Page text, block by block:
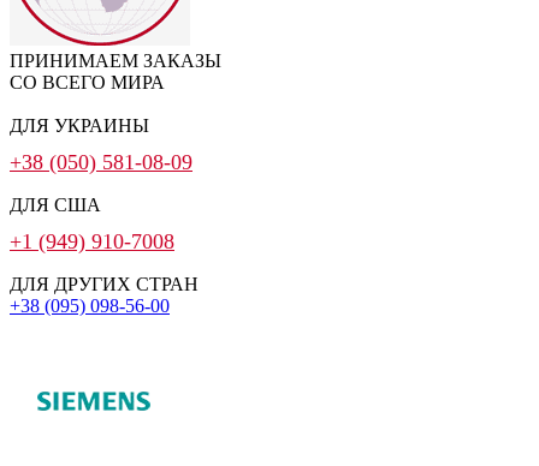
ПРИНИМАЕМ ЗАКАЗЫ
СО ВСЕГО МИРА
ДЛЯ УКРАИНЫ
+38 (050) 581-08-09
ДЛЯ США
+1 (949) 910-7008
ДЛЯ ДРУГИХ СТРАН
+38 (095) 098-56-00